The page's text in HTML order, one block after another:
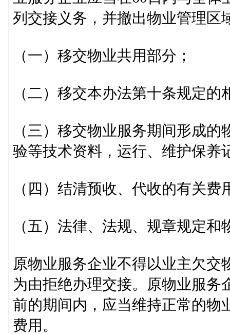
列交接义务，并撤出物业管理区
（一）移交物业共用部分；
（二）移交本办法第十条规定的
（三）移交物业服务期间形成
验等技术资料，运行、维护保养
（四）结清预收、代收的有关费
（五）法律、法规、规章规定
原物业服务企业不得以业主欠交
为由拒绝办理交接。原物业服务
前的期间内，应当维持正常的物
费用。